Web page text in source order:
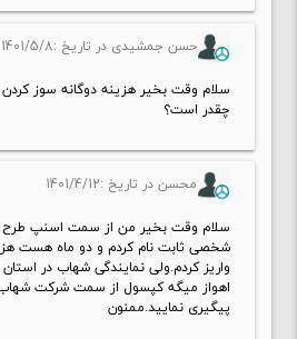
حسن جمشیدی در تاریخ :1401/5/8
سلام وقت بخیر هزینه دوگانه سوز
چقدر است؟
محسن در تاریخ :1401/4/12
سلام وقت بخیر من از سمت اسنپ طرح
شخصی ثابت نام کردم و دو ماه هست
واریز کردم.ولی نمایندگی شهاب در
اهواز میگه کپسول از سمت شرکت شهاب
پیگیری نمایید.ممنون